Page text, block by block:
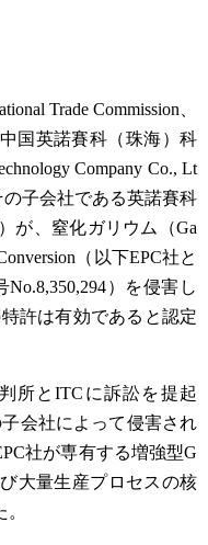
Trade Commission、
国英諾賽科（珠海）科
Company Co., Lt
子会社である英諾賽科
が、窒化ガリウム（Ga
（以下EPC社と
）を侵害し
許は有効であると認定
所とITCに訴訟を提起
会社によって侵害され
社が専有する増強型G
大量生産プロセスの核